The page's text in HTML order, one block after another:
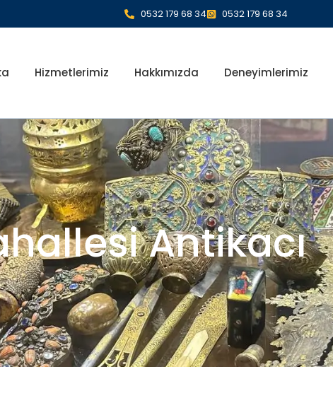
0532 179 68 34 0532 179 68 34
Hizmetlerimiz Hakkımızda Deneyimlerimiz
Antikacı